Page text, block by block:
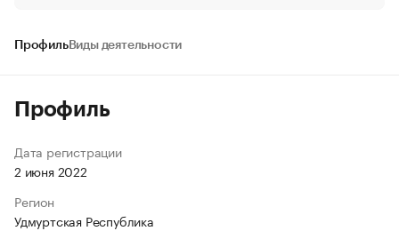
ПрофильВиды деятельности
Профиль
Дата регистрации
2 июня 2022
Регион
Удмуртская Республика